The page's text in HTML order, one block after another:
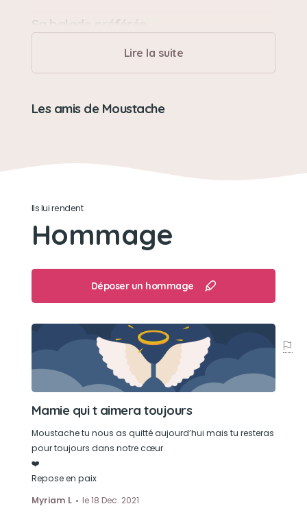
Sa balade préférée
Les briquets
Son loisir préféré
Lire la suite
Les amis de Moustache
Ils lui rendent
Hommage
Déposer un hommage
Mamie qui t aimera toujours
Moustache tu nous as quitté aujourd’hui mais tu resteras
pour toujours dans notre cœur
❤️
Repose en paix
Myriam L
le 18 Dec. 2021